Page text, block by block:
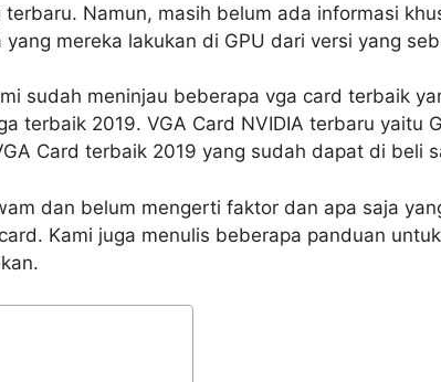
terbaru. Namun, masih belum ada informasi
mereka lakukan di GPU dari versi yang
sudah meninjau beberapa vga card terbaik
terbaik 2019. VGA Card NVIDIA terbaru yaitu
Card terbaik 2019 yang sudah dapat di beli
dan belum mengerti faktor dan apa saja
Kami juga menulis beberapa panduan